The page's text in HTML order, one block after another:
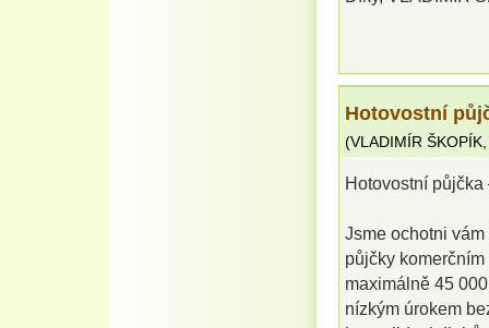
Hotovostní
(VLADIMÍR ŠKOPÍK
Hotovostní
Jsme ochotni
půjčky
maximálně 45
nízkým úrokem